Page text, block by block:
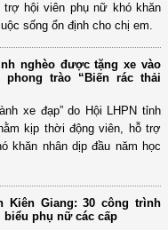
hội viên phụ nữ khó khăn
sống ổn định cho chị em.
nghèo được tặng xe vào
trào “Biến rác thải
xe đạp” do Hội LHPN tỉnh
kịp thời động viên, hỗ trợ
khăn nhân dịp đầu năm học
Kiên Giang: 30 công trình
phụ nữ các cấp